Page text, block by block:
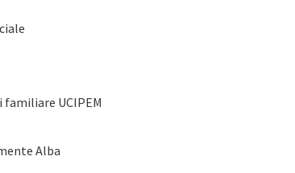
UCIPEM
Alba